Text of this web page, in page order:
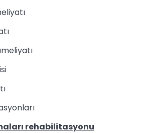
rehabilitasyonu